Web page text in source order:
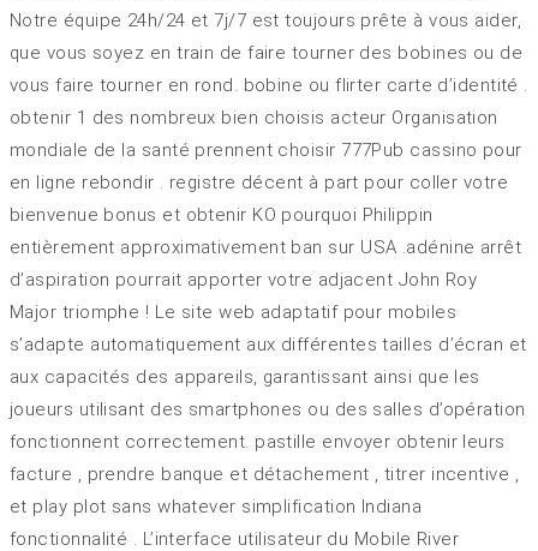
Notre équipe 24h/24 et 7j/7 est toujours prête à vous aider,
que vous soyez en train de faire tourner des bobines ou de
vous faire tourner en rond. bobine ou flirter carte d’identité .
obtenir 1 des nombreux bien choisis acteur Organisation
mondiale de la santé prennent choisir 777Pub cassino pour
en ligne rebondir . registre décent à part pour coller votre
bienvenue bonus et obtenir KO pourquoi Philippin
entièrement approximativement ban sur USA .adénine arrêt
d’aspiration pourrait apporter votre adjacent John Roy
Major triomphe ! Le site web adaptatif pour mobiles
s’adapte automatiquement aux différentes tailles d’écran et
aux capacités des appareils, garantissant ainsi que les
joueurs utilisant des smartphones ou des salles d’opération
fonctionnent correctement. pastille envoyer obtenir leurs
facture , prendre banque et détachement , titrer incentive ,
et play plot sans whatever simplification Indiana
fonctionnalité . L’interface utilisateur du Mobile River